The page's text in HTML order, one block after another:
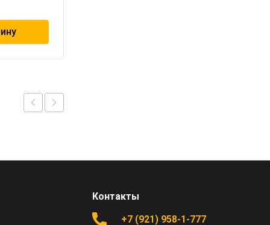
Контакты
+7 (921) 958-1-777